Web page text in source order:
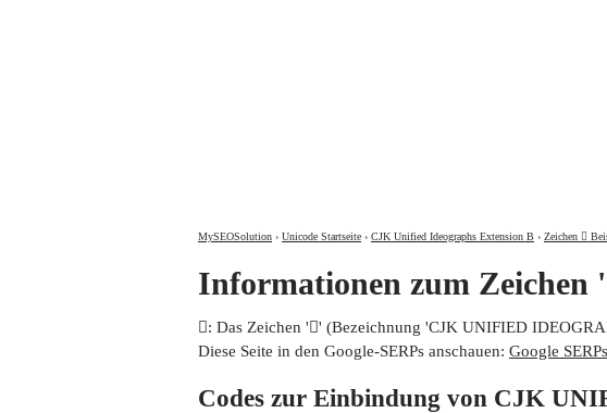
MySEOSolution › Unicode Startseite › CJK Unified Ideographs Extension B › Zeichen 𨄾
Informationen zum
𨄾: Das Zeichen '𨄾' (Bezeichnung 'CJK UNIFIED
Diese Seite in den Google-SERPs anschauen: Google
Codes zur Einbindung von CJK